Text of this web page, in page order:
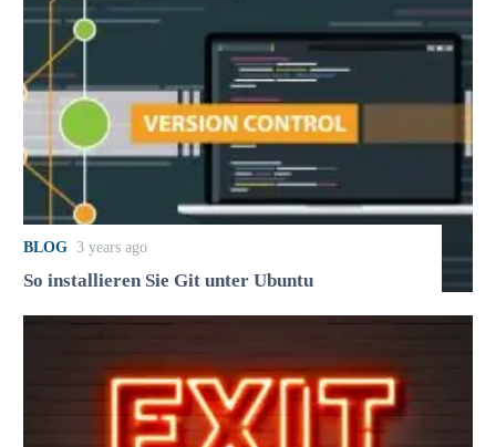
BLOG 3 years ago
So installieren Sie Git unter Ubuntu